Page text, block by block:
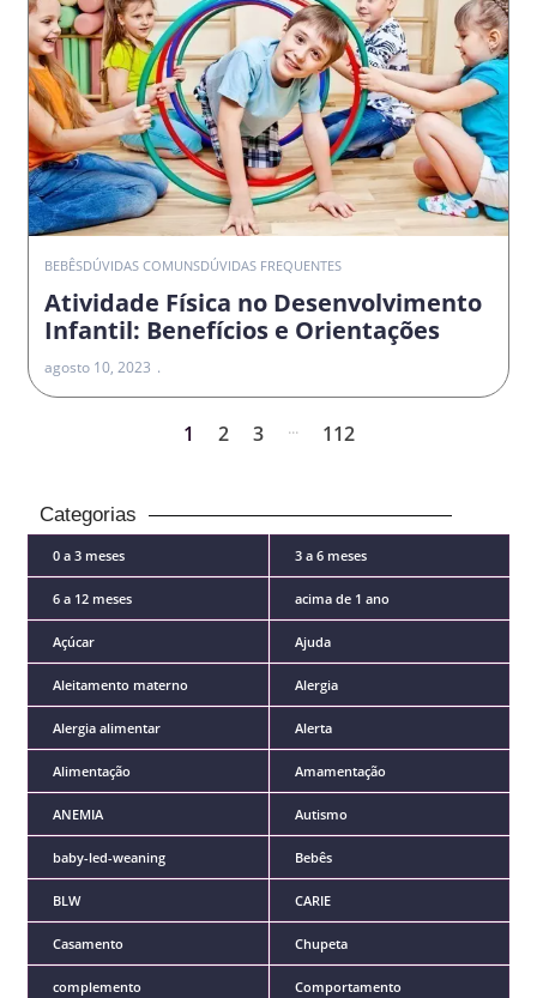
BEBÊSDÚVIDAS COMUNSDÚVIDAS FREQUENTES
Atividade Física no Desenvolvimento
Infantil: Benefícios e Orientações
agosto 10, 2023
1 2 3 ... 112
Categorias
0 a 3 meses 3 a 6 meses
6 a 12 meses acima de 1 ano
Açúcar Ajuda
Aleitamento materno Alergia
Alergia alimentar Alerta
Alimentação Amamentação
ANEMIA Autismo
baby-led-weaning Bebês
BLW CARIE
Casamento Chupeta
complemento Comportamento